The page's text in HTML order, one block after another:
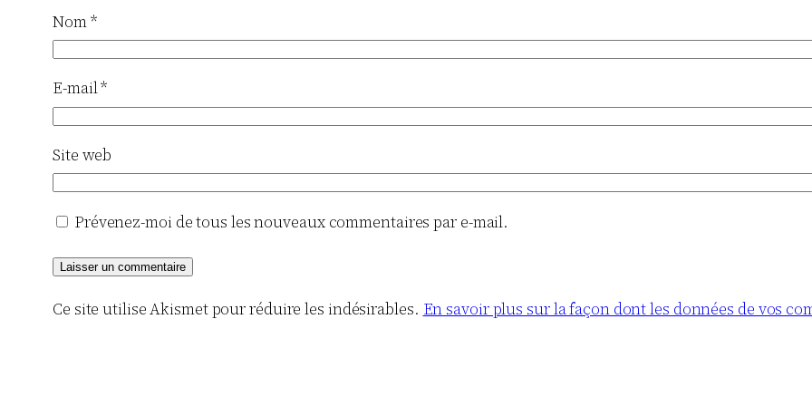
Nom*
E-mail*
Site web
Prévenez-moi de tous les nouveaux commentaires par e-mail.
Ce site utilise Akismet pour réduire les indésirables. En savoir plus sur la façon dont les données de vos